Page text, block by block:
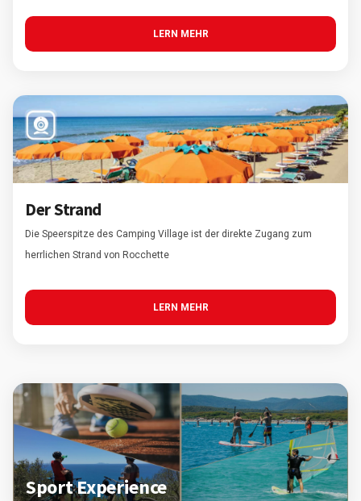
LERN MEHR
Der Strand
Die Speerspitze des Camping Village ist der direkte Zugang zum
herrlichen Strand von Rocchette
LERN MEHR
Sport Experience